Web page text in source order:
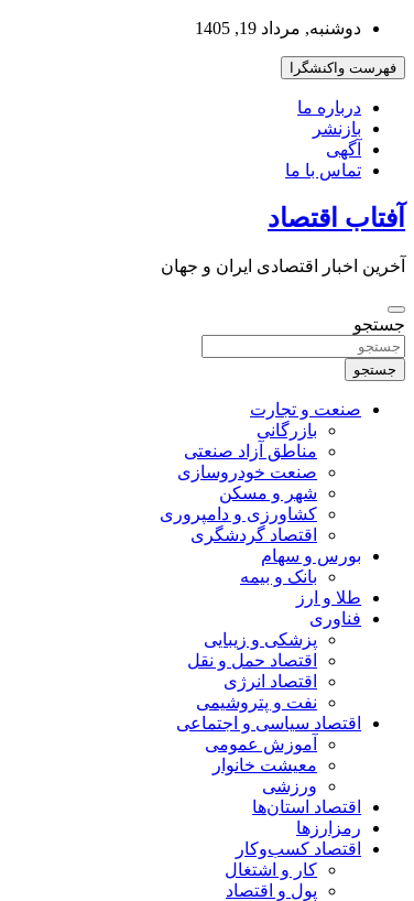
بروید
دوشنبه, مرداد 19, 1405
فهرست واکنشگرا
درباره ما
بازنشر
آگهی
تماس با ما
آفتاب اقتصاد
آخرین اخبار اقتصادی ایران و جهان
جستجو
جستجو
صنعت و تجارت
بازرگانی
مناطق آزاد صنعتی
صنعت خودروسازی
شهر و مسکن
کشاورزی و دامپروری
اقتصاد گردشگری
بورس و سهام
بانک و بیمه
طلا و ارز
فناوری
پزشکی و زیبایی
اقتصاد حمل و نقل
اقتصاد انرژی
نفت و پتروشیمی
اقتصاد سیاسی و اجتماعی
آموزش عمومی
معیشت خانوار
ورزشی
اقتصاد استان‌ها
رمزارزها
اقتصاد کسب‌و‌کار
کار و اشتغال
پول و اقتصاد